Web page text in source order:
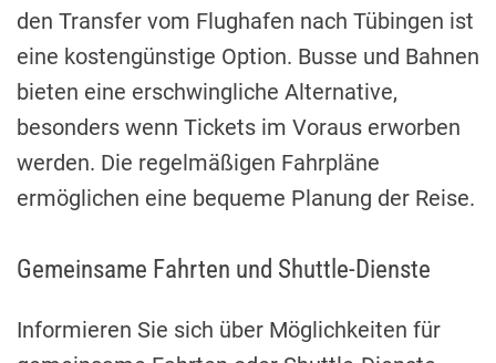
den Transfer vom Flughafen nach Tübingen ist
eine kostengünstige Option. Busse und Bahnen
bieten eine erschwingliche Alternative,
besonders wenn Tickets im Voraus erworben
werden. Die regelmäßigen Fahrpläne
ermöglichen eine bequeme Planung der Reise.
Gemeinsame Fahrten und Shuttle-Dienste
Informieren Sie sich über Möglichkeiten für